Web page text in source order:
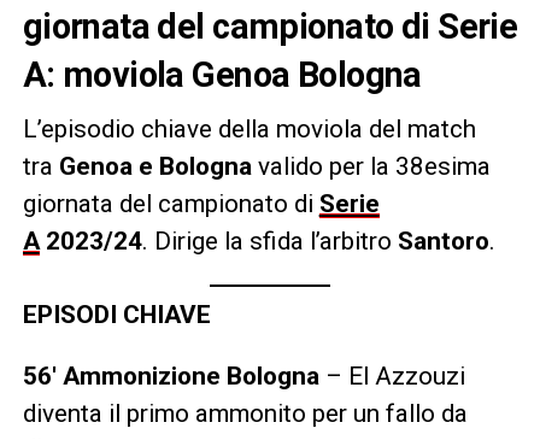
giornata del campionato di Serie
A: moviola Genoa Bologna
L’episodio chiave della moviola del match
tra Genoa e Bologna valido per la 38esima
giornata del campionato di Serie
A2023/24. Dirige la sfida l’arbitro Santoro.
EPISODI CHIAVE
56′ Ammonizione Bologna – El Azzouzi
diventa il primo ammonito per un fallo da